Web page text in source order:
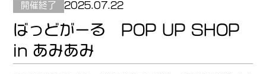
開催終了 2025.07.22
ばっどがーる POP UP SHOP
in あみあみ